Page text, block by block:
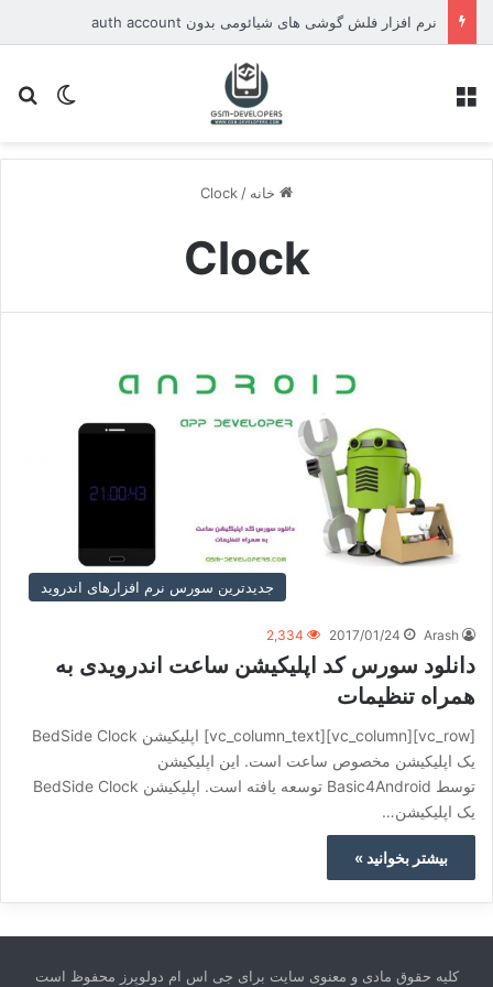
نرم افزار فلش گوشی های شیائومی بدون auth account
تغییر
خانه /
Clock
Clock
جدیدترین سورس نرم افزارهای اندروید
Arash
2017/01/24
2,334
دانلود سورس کد اپلیکیشن ساعت اندرویدی به
همراه تنظیمات
[vc_row][vc_column][vc_column_text] اپلیکیشن BedSide Clock
یک اپلیکیشن مخصوص ساعت است. این اپلیکیشن
توسط Basic4Android توسعه یافته است. اپلیکیشن BedSide Clock
یک اپلیکیشن…
بیشتر بخوانید »
کلیه حقوق مادی و معنوی سایت برای جی اس ام دولوپرز محفوظ است